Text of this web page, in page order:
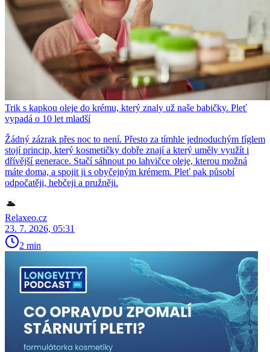
Trik s kapkou oleje do krému, který znaly už naše babičky. Pleť
vypadá o 10 let mladší
Žádný zázrak přes noc to není. Přesto za tímhle jednoduchým fíglem
stojí princip, který kosmetičky dobře znají a který uměly využít i
dřívější generace. Stačí sáhnout po lahvičce oleje, kterou možná
máte doma, a spojit ji s obyčejným krémem. Pleť pak působí
odpočatěji, hebčeji a pružněji.
Relaxeo.cz
23. 7. 2026, 05:31
2 min